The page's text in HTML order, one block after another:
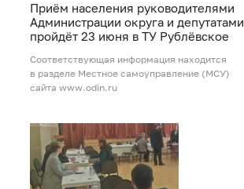
Приём населения руководителями
Администрации округа и депутатами
пройдёт 23 июня в ТУ Рублёвское
Соответствующая информация находится
в разделе Местное самоуправление (МСУ)
сайта www.odin.ru